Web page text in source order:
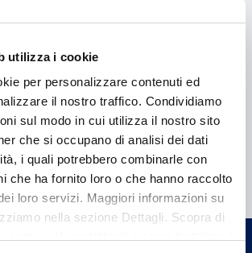
utilizza i cookie
per personalizzare contenuti ed
il nostro traffico. Condividiamo
sul modo in cui utilizza il nostro sito
che si occupano di analisi dei dati
i quali potrebbero combinarle con
che ha fornito loro o che hanno raccolto
loro servizi. Maggiori informazioni su
nella sezione Dettagli. Scopra di
di
più vicina a te e parla con